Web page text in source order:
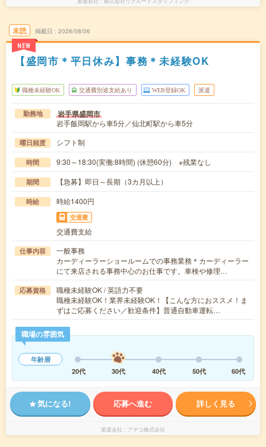
未読
NEW
掲載日 2026/08/06
【盛岡市＊平日休み】事務＊未経験OK
職種未経験OK 交通費別途支給あり WEB登録OK 派遣
勤務地 岩手県盛岡市
岩手飯岡駅から車5分／仙北町駅から車5分
曜日頻度 シフト制
時間 9:30～18:30(実働:8時間) (休憩60分) ※残業なし
期間 【急募】即日～長期（3カ月以上）
時給 時給1400円
交通費
交通費支給
仕事内容
一般事務
カーディーラーショールームでの事務業務＊カーディーラー
にて来店される事務中心のお仕事です。車検や修理…
応募資格
職種未経験OK / 英語力不要
職種未経験OK！業界未経験OK！【こんな方におススメ！ま
ずはご応募ください／歓迎条件】普通自動車運転…
職場の雰囲気
年齢層
20代
30代 40代 50代 60代
気になる! 応募へ進む 詳しく見る
派遣会社 アデコ株式会社